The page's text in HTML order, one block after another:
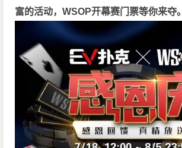
富的活动，WSOP开幕赛门票等你来夺。